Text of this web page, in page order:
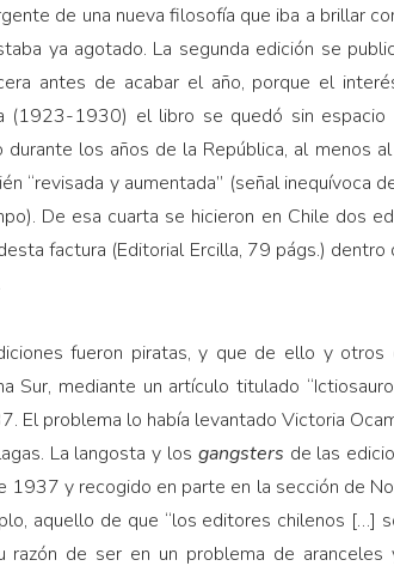
de una nueva filosofía que iba a brillar
ya agotado. La segunda edición se
antes de acabar el año, porque el
(1923-1930) el libro se quedó sin
durante los años de la República, al menos
“revisada y aumentada” (señal inequívoca
De esa cuarta se hicieron en Chile dos
factura (Editorial Ercilla, 79 págs.)
fueron piratas, y que de ello y
Sur, mediante un artículo titulado
El problema lo había levantado Victoria
La langosta y los gangsters de las
1937 y recogido en parte en la sección de
aquello de que “los editores chilenos […]
razón de ser en un problema de